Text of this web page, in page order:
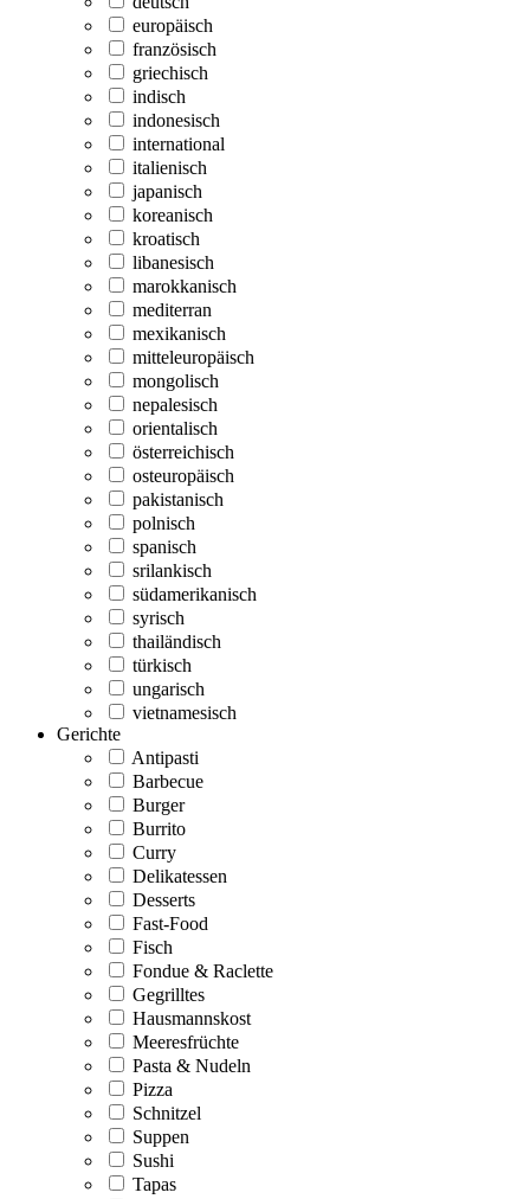
europäisch
französisch
griechisch
indisch
indonesisch
international
italienisch
japanisch
koreanisch
kroatisch
libanesisch
marokkanisch
mediterran
mexikanisch
mitteleuropäisch
mongolisch
nepalesisch
orientalisch
österreichisch
osteuropäisch
pakistanisch
polnisch
spanisch
srilankisch
südamerikanisch
syrisch
thailändisch
türkisch
ungarisch
vietnamesisch
Gerichte
Antipasti
Barbecue
Burger
Burrito
Curry
Delikatessen
Desserts
Fast-Food
Fisch
Fondue & Raclette
Gegrilltes
Hausmannskost
Meeresfrüchte
Pasta & Nudeln
Pizza
Schnitzel
Suppen
Sushi
Tapas